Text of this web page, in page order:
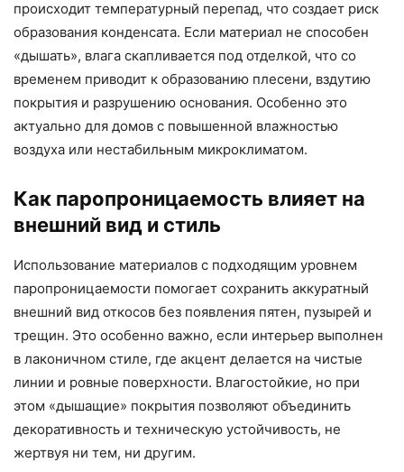
происходит температурный перепад, что создает риск
образования конденсата. Если материал не способен
«дышать», влага скапливается под отделкой, что со
временем приводит к образованию плесени, вздутию
покрытия и разрушению основания. Особенно это
актуально для домов с повышенной влажностью
воздуха или нестабильным микроклиматом.
Как паропроницаемость влияет на
внешний вид и стиль
Использование материалов с подходящим уровнем
паропроницаемости помогает сохранить аккуратный
внешний вид откосов без появления пятен, пузырей и
трещин. Это особенно важно, если интерьер выполнен
в лаконичном стиле, где акцент делается на чистые
линии и ровные поверхности. Влагостойкие, но при
этом «дышащие» покрытия позволяют объединить
декоративность и техническую устойчивость, не
жертвуя ни тем, ни другим.